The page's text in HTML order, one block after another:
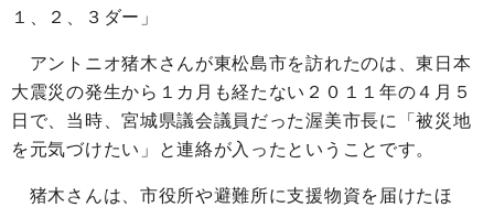
１、２、３ダー」
アントニオ猪木さんが東松島市を訪れたのは、東日本
大震災の発生から１カ月も経たない２０１１年の４月５
日で、当時、宮城県議会議員だった渥美市長に「被災地
を元気づけたい」と連絡が入ったということです。
猪木さんは、市役所や避難所に支援物資を届けたほ